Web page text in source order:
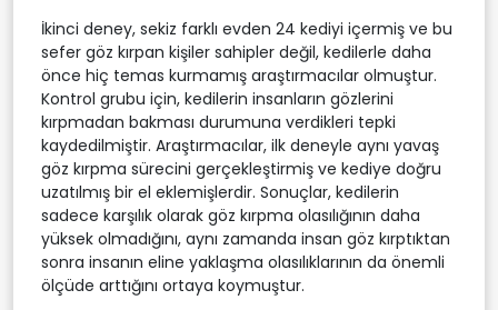
İkinci deney, sekiz farklı evden 24 kediyi içermiş ve bu
sefer göz kırpan kişiler sahipler değil, kedilerle daha
önce hiç temas kurmamış araştırmacılar olmuştur.
Kontrol grubu için, kedilerin insanların gözlerini
kırpmadan bakması durumuna verdikleri tepki
kaydedilmiştir. Araştırmacılar, ilk deneyle aynı yavaş
göz kırpma sürecini gerçekleştirmiş ve kediye doğru
uzatılmış bir el eklemişlerdir. Sonuçlar, kedilerin
sadece karşılık olarak göz kırpma olasılığının daha
yüksek olmadığını, aynı zamanda insan göz kırptıktan
sonra insanın eline yaklaşma olasılıklarının da önemli
ölçüde arttığını ortaya koymuştur.